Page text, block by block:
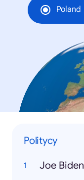
Poland
Politycy
Joe Biden